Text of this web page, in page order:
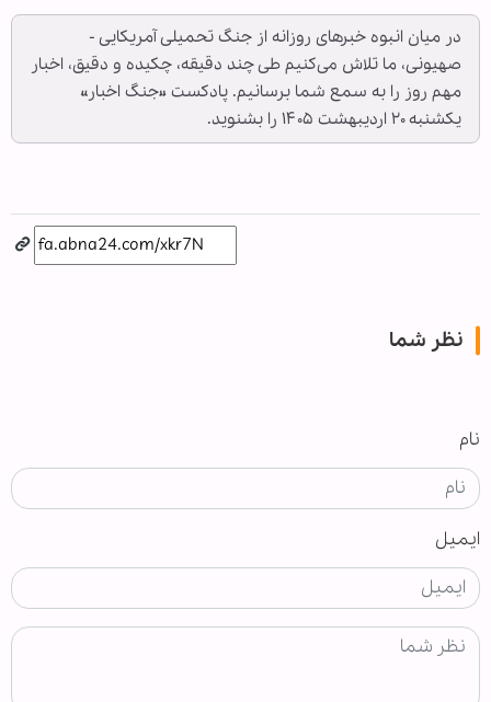
در میان انبوه خبرهای روزانه از جنگ تحمیلی آمریکایی -
صهیونی، ما تلاش می‌کنیم طی چند دقیقه، چکیده و دقیق، اخبار
مهم روز را به سمع شما برسانیم. پادکست «جنگ اخبار»
یکشنبه ۲۰ اردیبهشت ۱۴۰۵ را بشنوید.
نظر شما
نام
ایمیل